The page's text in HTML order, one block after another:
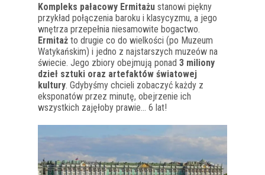
Kompleks pałacowy Ermitażu stanowi piękny
przykład połączenia baroku i klasycyzmu, a jego
wnętrza przepełnia niesamowite bogactwo.
Ermitaż to drugie co do wielkości (po Muzeum
Watykańskim) i jedno z najstarszych muzeów na
świecie. Jego zbiory obejmują ponad 3 miliony
dzieł sztuki oraz artefaktów światowej
kultury. Gdybyśmy chcieli zobaczyć każdy z
eksponatów przez minutę, obejrzenie ich
wszystkich zajęłoby prawie… 6 lat!